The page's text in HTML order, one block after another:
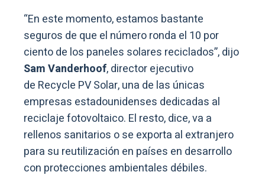
“En este momento, estamos bastante
seguros de que el número ronda el 10 por
ciento de los paneles solares reciclados”, dijo
Sam Vanderhoof, director ejecutivo
de Recycle PV Solar, una de las únicas
empresas estadounidenses dedicadas al
reciclaje fotovoltaico. El resto, dice, va a
rellenos sanitarios o se exporta al extranjero
para su reutilización en países en desarrollo
con protecciones ambientales débiles.